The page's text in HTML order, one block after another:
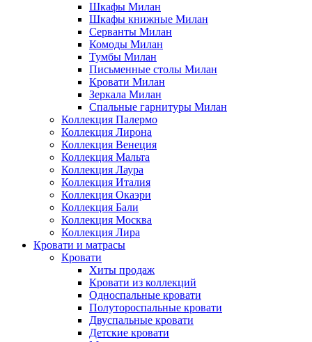
Шкафы Милан
Шкафы книжные Милан
Серванты Милан
Комоды Милан
Тумбы Милан
Письменные столы Милан
Кровати Милан
Зеркала Милан
Спальные гарнитуры Милан
Коллекция Палермо
Коллекция Лирона
Коллекция Венеция
Коллекция Мальта
Коллекция Лаура
Коллекция Италия
Коллекция Окаэри
Коллекция Бали
Коллекция Москва
Коллекция Лира
Кровати и матрасы
Кровати
Хиты продаж
Кровати из коллекций
Односпальные кровати
Полутороспальные кровати
Двуспальные кровати
Детские кровати